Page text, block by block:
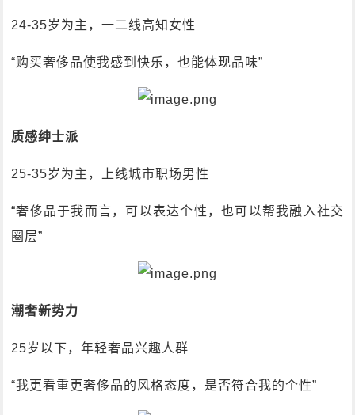
24-35岁为主，一二线高知女性
“购买奢侈品使我感到快乐，也能体现品味”
质感绅士派
25-35岁为主，上线城市职场男性
“奢侈品于我而言，可以表达个性，也可以帮我融入社交
圈层”
潮奢新势力
25岁以下，年轻奢品兴趣人群
“我更看重更奢侈品的风格态度，是否符合我的个性”